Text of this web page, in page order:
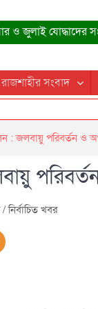
ও জুলাই যোদ্ধাদের
হয়নি: ডা. শফিকুর
করবেন
উদ্বোধন করলেন
বাহিনীর প্রধান হলেন
চিরকাল শ্রদ্ধার
রাজশাহীর সংবাদ
: জলবায়ু পরিবর্তন ও
/নির্বাচিত খবর